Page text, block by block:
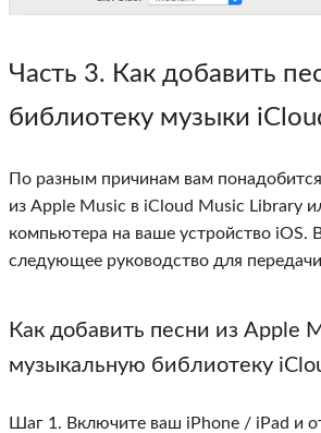
Часть 3. Как добавить
библиотеку музыки
По разным причинам вам
из Apple Music в iCloud Music Library
компьютера на ваше устройство iOS.
следующее руководство для
Как добавить песни из Apple
музыкальную библиотеку
Шаг 1. Включите ваш iPhone / iPad и